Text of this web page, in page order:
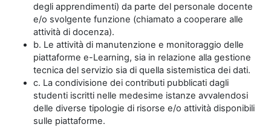
degli apprendimenti) da parte del personale docente
e/o svolgente funzione (chiamato a cooperare alle
attività di docenza).
b. Le attività di manutenzione e monitoraggio delle
piattaforme e-Learning, sia in relazione alla gestione
tecnica del servizio sia di quella sistemistica dei dati.
c. La condivisione dei contributi pubblicati dagli
studenti iscritti nelle medesime istanze avvalendosi
delle diverse tipologie di risorse e/o attività disponibili
sulle piattaforme.